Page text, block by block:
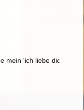
na sejmie 1776
mein 'ich liebe dich'